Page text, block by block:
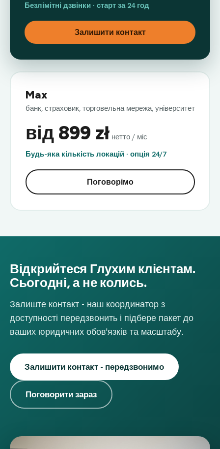
Безлімітні дзвінки · старт за 24 год
Залишити контакт
Max
банк, страховик, торговельна мережа, університет
від 899 zł нетто / міс
Будь-яка кількість локацій · опція 24/7
Поговорімо
Відкрийтеся Глухим клієнтам.
Сьогодні, а не колись.
Залиште контакт - наш координатор з
доступності передзвонить і підбере пакет до
ваших юридичних обов'язків та масштабу.
Залишити контакт - передзвонимо
Поговорити зараз